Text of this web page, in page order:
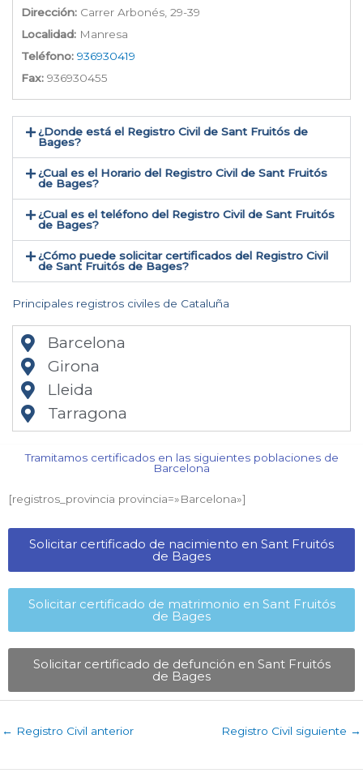
Dirección: Carrer Arbonés, 29-39
Localidad: Manresa
Teléfono: 936930419
Fax: 936930455
¿Donde está el Registro Civil de Sant Fruitós de
Bages​?
¿Cual es el Horario del Registro Civil de Sant Fruitós
de Bages?
¿Cual es el teléfono del Registro Civil de Sant Fruitós
de Bages​?
¿Cómo puede solicitar certificados del Registro Civil
de Sant Fruitós de Bages​?
Principales registros civiles de Cataluña
Barcelona
Girona
Lleida
Tarragona
Tramitamos certificados en las siguientes poblaciones de
Barcelona​
[registros_provincia provincia=»Barcelona​»]
Solicitar certificado de nacimiento en Sant Fruitós
de Bages​
Solicitar certificado de matrimonio en Sant Fruitós
de Bages​
Solicitar certificado de defunción en Sant Fruitós
de Bages​
← Registro Civil anterior Registro Civil siguiente →